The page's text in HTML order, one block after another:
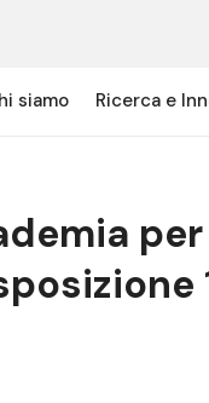
siamo Ricerca e